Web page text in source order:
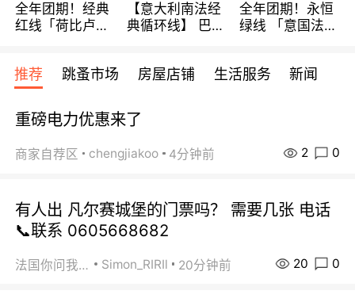
全年团期！经典
红线「荷比卢德
天！巴黎上下！
包拼房~
【意大利南法经
典循环线】 巴黎
宾馆 108欧/天起
全年团期！永恒
绿线 「意国法
欧/天起 ~包拼房
推荐 跳蚤市场 房屋店铺 生活服务 新闻
重磅电力优惠来了
商家自荐区 chengjiakoo 4分钟前 2 0
有人出 凡尔赛城堡的门票吗？ 需要几张 电话
📞联系 0605668682
法国你问我答 Simon_RIRIl 20分钟前 20 0